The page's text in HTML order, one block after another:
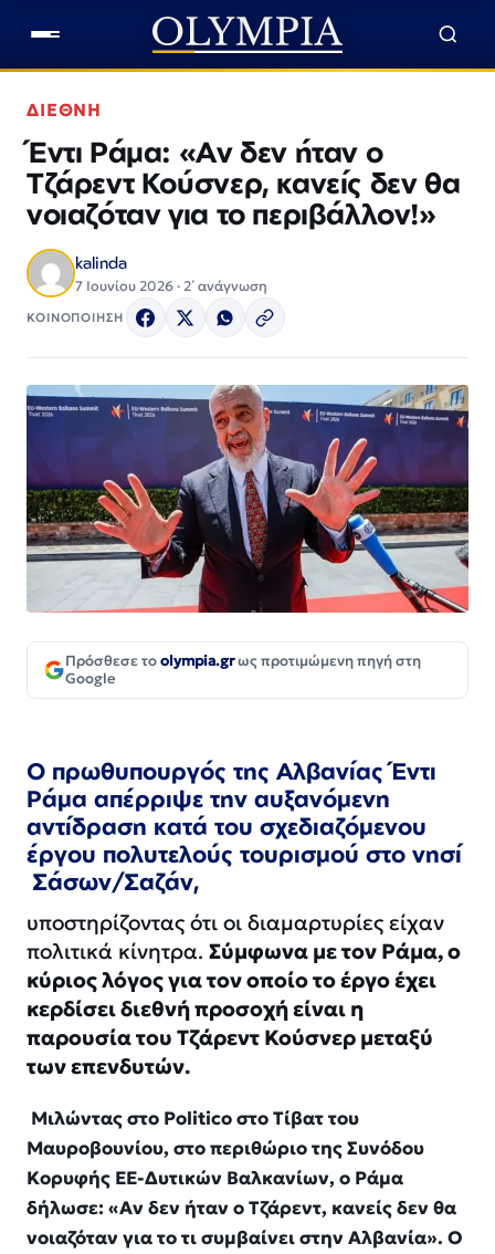
ΔΙΕΘΝΗ
Έντι Ράμα: «Αν δεν ήταν ο
Τζάρεντ Κούσνερ, κανείς δεν θα
νοιαζόταν για το περιβάλλον!»
kalinda
7 Ιουνίου 2026 · 2΄ ανάγνωση
ΚΟΙΝΟΠΟΙΗΣΗ
Πρόσθεσε τοolympia.grως προτιμώμενη πηγή στη
Google
Ο πρωθυπουργός της Αλβανίας Έντι
Ράμα απέρριψε την αυξανόμενη
αντίδραση κατά του σχεδιαζόμενου
έργου πολυτελούς τουρισμού στο νησί
Σάσων/Σαζάν,
υποστηρίζοντας ότι οι διαμαρτυρίες είχαν
πολιτικά κίνητρα. Σύμφωνα με τον Ράμα, ο
κύριος λόγος για τον οποίο το έργο έχει
κερδίσει διεθνή προσοχή είναι η
παρουσία του Τζάρεντ Κούσνερ μεταξύ
των επενδυτών.
Μιλώντας στο Politico στο Τίβατ του
Μαυροβουνίου, στο περιθώριο της Συνόδου
Κορυφής ΕΕ-Δυτικών Βαλκανίων, ο Ράμα
δήλωσε: «Αν δεν ήταν ο Τζάρεντ, κανείς δεν θα
νοιαζόταν για το τι συμβαίνει στην Αλβανία». Ο